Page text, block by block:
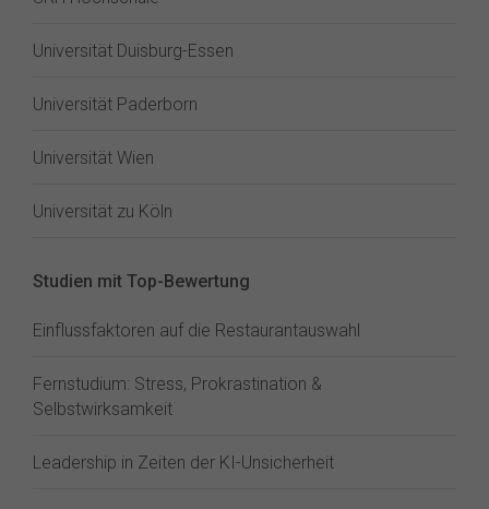
Universität Duisburg-Essen
Universität Paderborn
Universität Wien
Universität zu Köln
Studien mit Top-Bewertung
Einflussfaktoren auf die Restaurantauswahl
Fernstudium: Stress, Prokrastination &
Selbstwirksamkeit
Leadership in Zeiten der KI-Unsicherheit